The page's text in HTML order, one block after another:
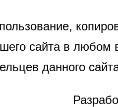
сайта в любом
данного